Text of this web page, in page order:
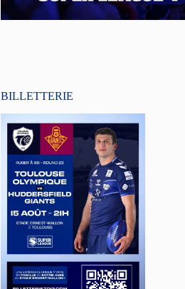
BILLETTERIE